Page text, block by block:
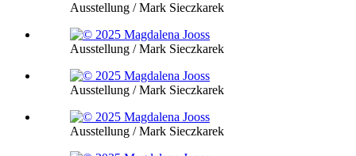
Ausstellung / Mark Sieczkarek
Ausstellung / Mark Sieczkarek
Ausstellung / Mark Sieczkarek
Ausstellung / Mark Sieczkarek